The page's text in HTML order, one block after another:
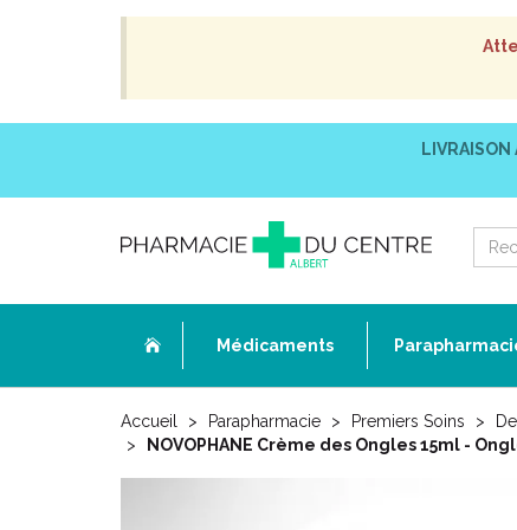
LIVRAISON
Médicaments
Accueil Parapharmacie Premiers Soins
NOVOPHANE Crème des Ongles 15ml -